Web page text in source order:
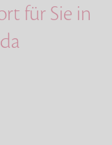
für Sie in